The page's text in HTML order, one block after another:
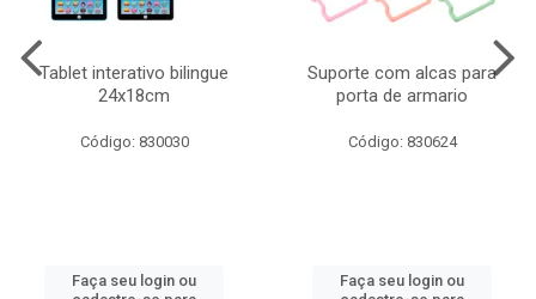
Tablet interativo bilingue
24x18cm
Código: 830030
Faça seu login ou
Suporte com alcas para
porta de armario
Código: 830624
Faça seu login ou